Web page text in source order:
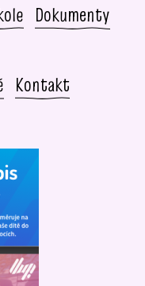
Dokumenty
Kontakt